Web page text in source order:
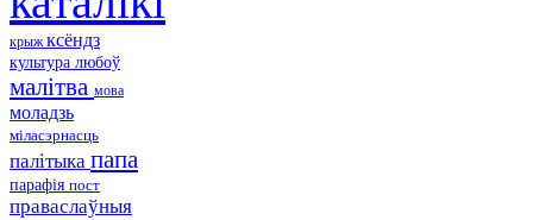
крыжксёндз
культура любоў
малітва мова
моладзь
міласэрнасць
палітыка папа
парафія пост
праваслаўныя